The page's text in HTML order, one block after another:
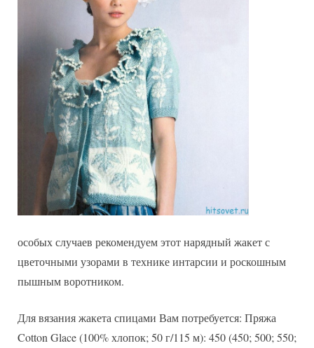
особых случаев рекомендуем этот нарядный жакет с
цветочными узорами в технике интарсии и роскошным
пышным воротником.
Для вязания жакета спицами Вам потребуется: Пряжа
Cotton Glace (100% хлопок; 50 г/115 м): 450 (450; 500; 550;